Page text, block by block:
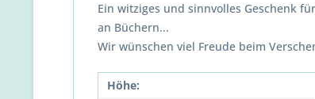
Ein witziges und sinnvolles Geschenk
an Büchern...
Wir wünschen viel Freude beim
Höhe: